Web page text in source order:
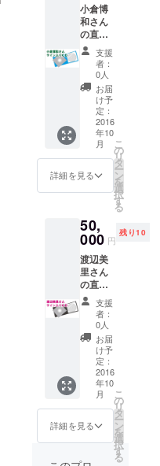
小倉博
和さん
の直筆
サイン
入り
CD。う
どん
フェス
オリジ
ナル
テーマ
ソング
「Soul
Flour
UDON
」が収
た
FAAVO
特別使
用のCD
に直筆
サイン
入り。
支援
者：
0人
お届
け予
定：
2016
年10
月
詳細を見る
こ
の
リ
タ
ー
ン
を
選
択
す
る
50,
000 円
残り10
渡辺美
里さん
の直筆
サイン
入りCD
支援
者：
0人
お届
け予
定：
2016
年10
月
詳細を見る
こ
の
リ
タ
ー
ン
を
選
択
す
る